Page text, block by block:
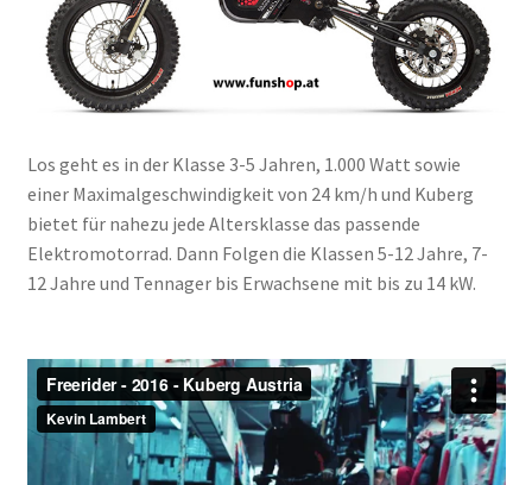
Los geht es in der Klasse 3-5 Jahren, 1.000 Watt sowie
einer Maximalgeschwindigkeit von 24 km/h und Kuberg
bietet für nahezu jede Altersklasse das passende
Elektromotorrad. Dann Folgen die Klassen 5-12 Jahre, 7-
12 Jahre und Tennager bis Erwachsene mit bis zu 14 kW.